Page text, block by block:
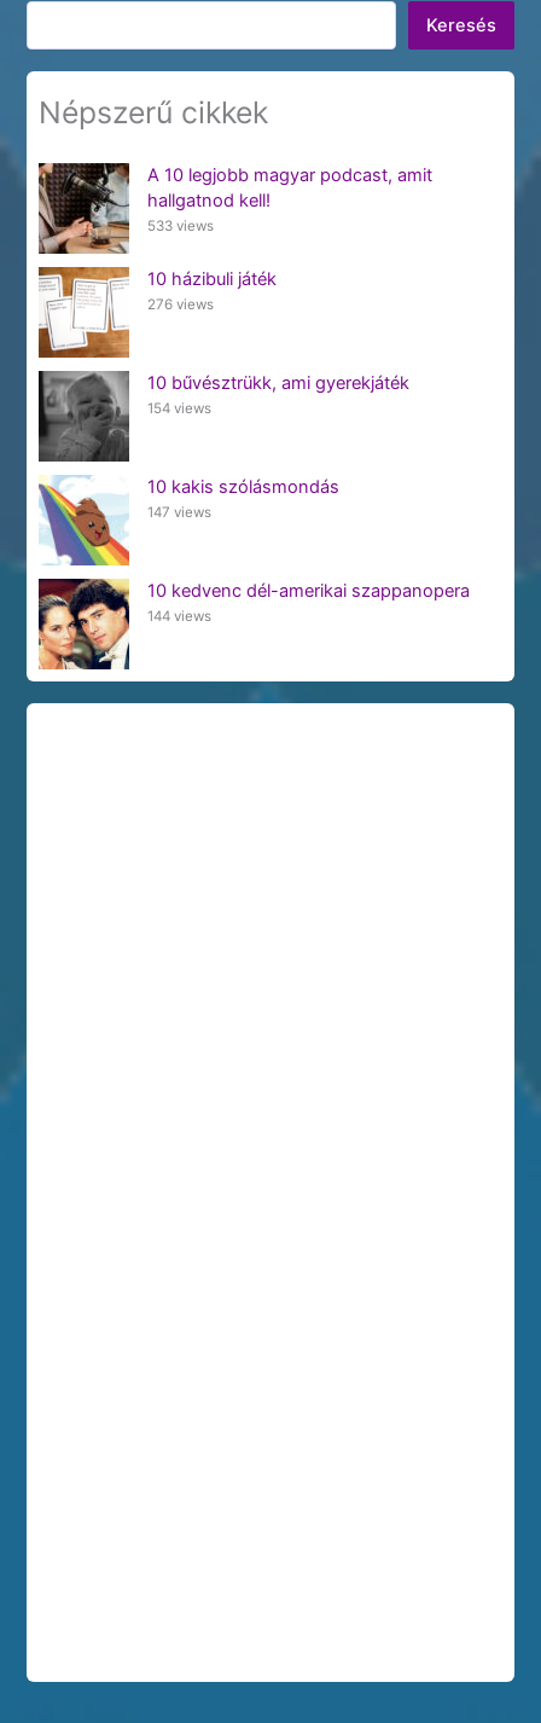
Keresés
Keresés
Népszerű cikkek
A 10 legjobb magyar podcast, amit
hallgatnod kell!
533 views
10 házibuli játék
276 views
10 bűvésztrükk, ami gyerekjáték
154 views
10 kakis szólásmondás
147 views
10 kedvenc dél-amerikai szappanopera
144 views